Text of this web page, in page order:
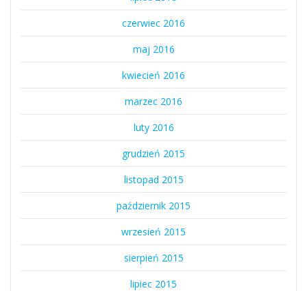
czerwiec 2016
maj 2016
kwiecień 2016
marzec 2016
luty 2016
grudzień 2015
listopad 2015
październik 2015
wrzesień 2015
sierpień 2015
lipiec 2015